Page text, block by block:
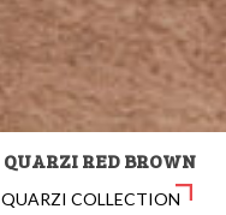
QUARZI RED BROWN
QUARZI COLLECTION